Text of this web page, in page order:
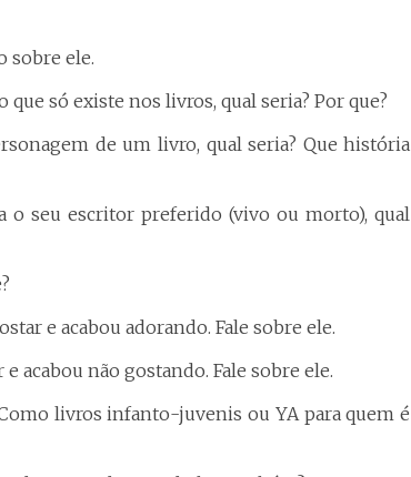
sobre ele.
só existe nos livros, qual seria? Por que?
de um livro, qual seria? Que história
o seu escritor preferido (vivo ou morto), qual
e acabou adorando. Fale sobre ele.
acabou não gostando. Fale sobre ele.
livros infanto-juvenis ou YA para quem é